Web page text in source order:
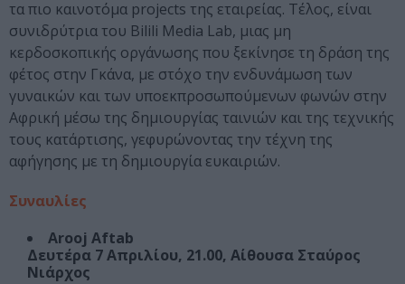
τα πιο καινοτόμα projects της εταιρείας. Τέλος, είναι
συνιδρύτρια του Bilili Media Lab, μιας μη
κερδοσκοπικής οργάνωσης που ξεκίνησε τη δράση της
φέτος στην Γκάνα, με στόχο την ενδυνάμωση των
γυναικών και των υποεκπροσωπούμενων φωνών στην
Αφρική μέσω της δημιουργίας ταινιών και της τεχνικής
τους κατάρτισης, γεφυρώνοντας την τέχνη της
αφήγησης με τη δημιουργία ευκαιριών.
Συναυλίες
Arooj Aftab
Δευτέρα 7 Απριλίου, 21.00, Αίθουσα Σταύρος
Νιάρχος